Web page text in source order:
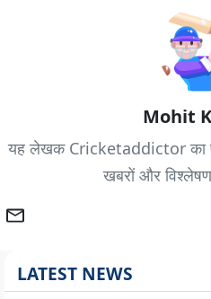
Mohit
यह लेखक Cricketaddictor का
खबरों और
LATEST NEWS